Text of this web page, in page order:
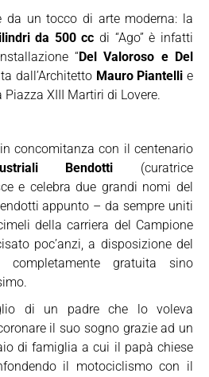
da un tocco di arte moderna: la
da 500 cc di “Ago” è infatti
“Del Valoroso e Del
dall’Architetto Mauro Piantelli e
XIII Martiri di Lovere.
concomitanza con il centenario
Bendotti (curatrice
e celebra due grandi nomi del
appunto – da sempre uniti
della carriera del Campione
poc’anzi, a disposizione del
gratuita sino
di un padre che lo voleva
il suo sogno grazie ad un
di famiglia a cui il papà chiese
il motociclismo con il